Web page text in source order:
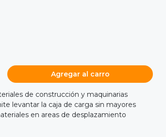
Agregar al carro
de construcción y maquinarias
levantar la caja de carga sin mayores
en areas de desplazamiento